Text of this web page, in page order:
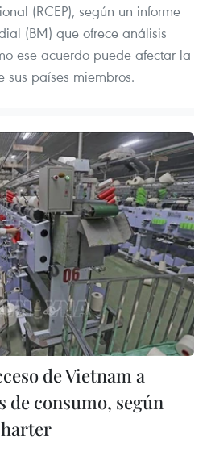
(RCEP), según un informe
(BM) que ofrece análisis
ese acuerdo puede afectar la
sus países miembros.
de Vietnam a
de consumo, según